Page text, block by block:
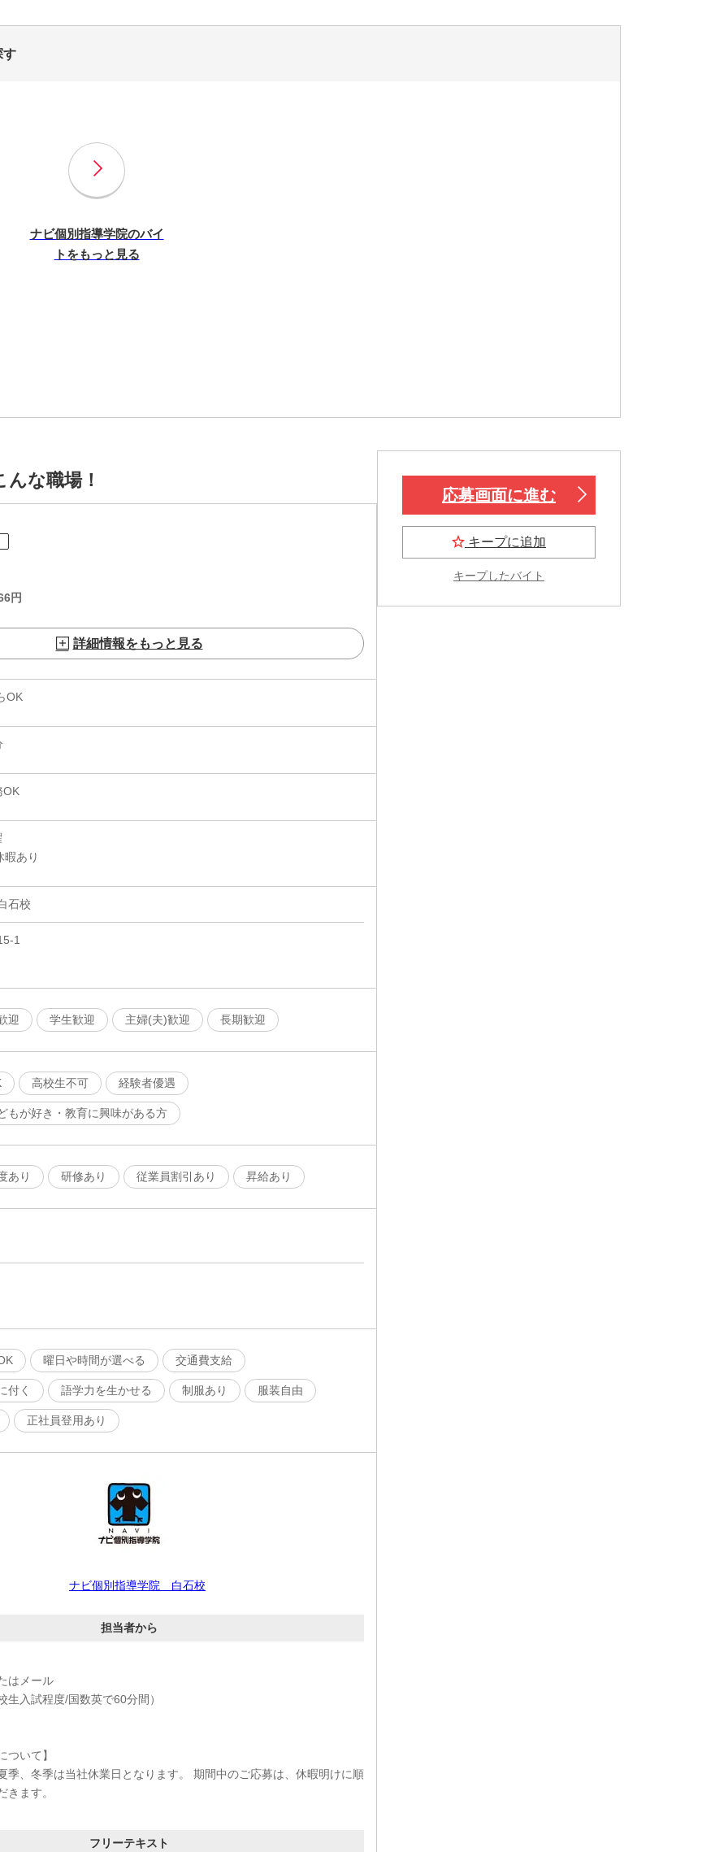
す
ナビ個別指導学院のバイ
トをもっと見る
な職場！
円
詳細情報をもっと見る
OK
OK
暇あり
石校
1
迎 学生歓迎 主婦(夫)歓迎 長期歓迎
高校生不可 経験者優遇
もが好き・教育に興味がある方
あり 研修あり 従業員割引あり 昇給あり
曜日や時間が選べる 交通費支給
付く 語学力を生かせる 制服あり 服装自由
正社員登用あり
ナビ個別指導学院 白石校
担当者から
はメール
入試程度/国数英で60分間）
ついて】
季、冬季は当社休業日となります。 期間中のご応募は、休暇明けに順
きます。
フリーテキスト
応募画面に進む
キープに追加
キープしたバイト